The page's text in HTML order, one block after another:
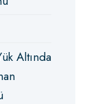
Altında